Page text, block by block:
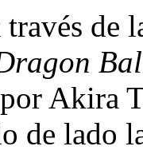
través de
Akira
de lado